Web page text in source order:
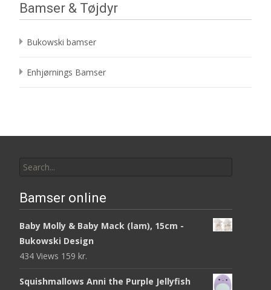
Bamser & Tøjdyr
Bukowski bamser
Enhjørnings Bamser
for:
Bamser online
Baby Molly & Baby Mack (lam), 15cm -
Bukowski Design
434 Views 159 kr.
Squishmallows Anni the Purple Jellyfish